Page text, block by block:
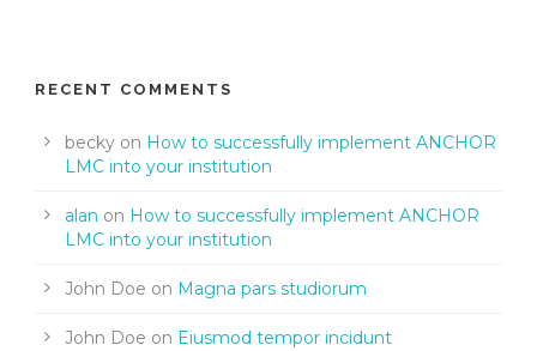
RECENT COMMENTS
becky on How to successfully implement ANCHOR
LMC into your institution
alan on How to successfully implement ANCHOR
LMC into your institution
John Doe on Magna pars studiorum
John Doe on Eiusmod tempor incidunt